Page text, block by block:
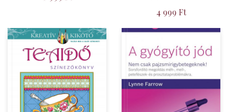
4 999 Ft